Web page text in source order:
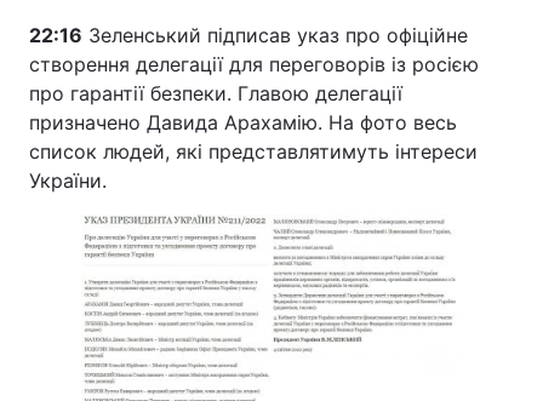
22:16 Зеленський підписав указ про офіційне
створення делегації для переговорів із росією
про гарантії безпеки. Главою делегації
призначено Давида Арахамію. На фото весь
список людей, які представлятимуть інтереси
України.